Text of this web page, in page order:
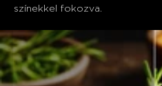
színekkel fokozva.